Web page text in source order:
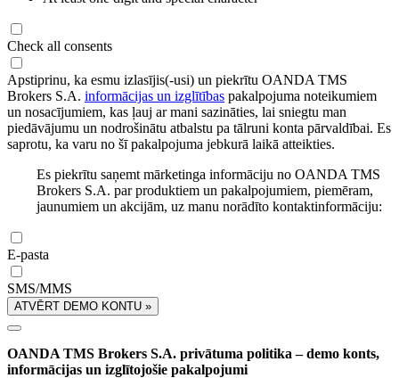
Check all consents
Apstiprinu, ka esmu izlasījis(-usi) un piekrītu OANDA TMS
Brokers S.A. informācijas un izglītības pakalpojuma noteikumiem
un nosacījumiem, kas ļauj ar mani sazināties, lai sniegtu man
piedāvājumu un nodrošinātu atbalstu pa tālruni konta pārvaldībai. Es
saprotu, ka varu no šī pakalpojuma jebkurā laikā atteikties.
Es piekrītu saņemt mārketinga informāciju no OANDA TMS
Brokers S.A. par produktiem un pakalpojumiem, piemēram,
jaunumiem un akcijām, uz manu norādīto kontaktinformāciju:
E-pasta
SMS/MMS
ATVĒRT DEMO KONTU »
OANDA TMS Brokers S.A. privātuma politika – demo konts,
informācijas un izglītojošie pakalpojumi